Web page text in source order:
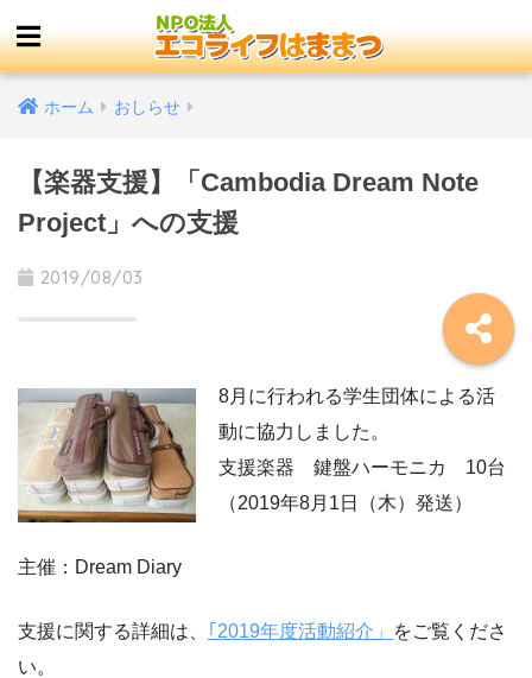
ホーム おしらせ
【楽器支援】「Cambodia Dream Note
Project」への支援
2019/08/03
8月に行われる学生団体による活
動に協力しました。
支援楽器 鍵盤ハーモニカ 10台
（2019年8月1日（木）発送）
主催：Dream Diary
支援に関する詳細は、 ｢2019年度活動紹介」
をご覧くださ
い。